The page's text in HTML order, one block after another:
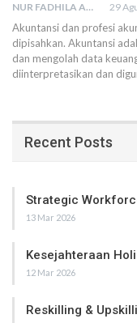
NUR FADHILA AMRI, SE., AK., M.SI 29
Akuntansi dan profesi
dipisahkan. Akuntansi
dan mengolah data
diinterpretasikan dan
Recent Posts
Strategic
13 Mar 2026
Kesejahteraan
12 Mar 2026
Reskilling &